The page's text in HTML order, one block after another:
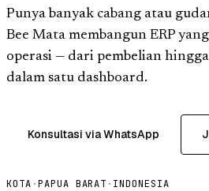
Punya banyak cabang atau
Bee Mata membangun ERP
operasi — dari pembelian
dalam satu dashboard.
Konsultasi via WhatsApp
KOTA ·PAPUA BARAT · INDONESIA